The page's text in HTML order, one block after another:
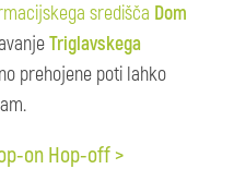
središča Dom
Triglavskega
prehojene poti lahko
on Hop-off >